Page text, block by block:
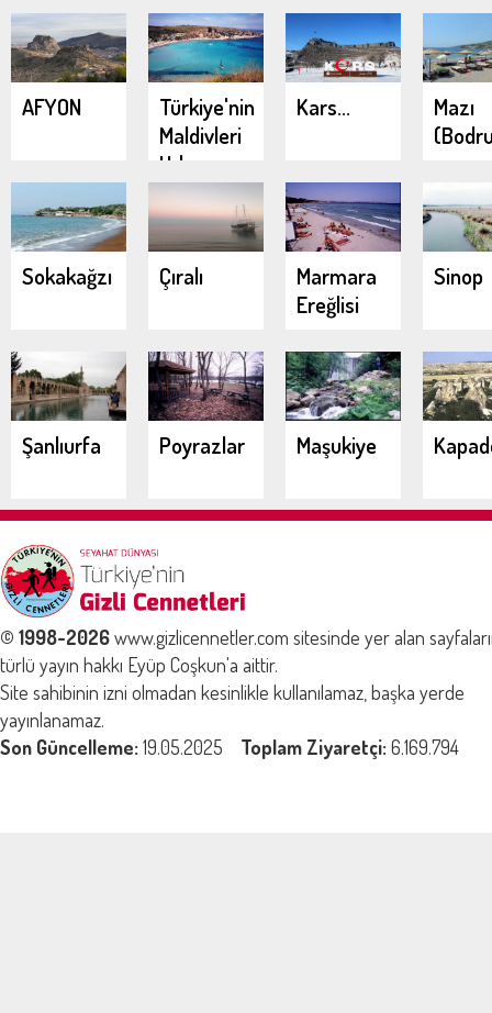
AFYON
Türkiye'nin
Maldivleri
Urla
Demircili
Koyları
Kars...
Mazı
Sokakağzı Çıralı
Marmara
Ereğlisi
Sinop
Şanlıurfa Poyrazlar Maşukiye
© 1998-2026www.gizlicennetler.com sitesinde yer alan
türlü yayın hakkı Eyüp Coşkun'a aittir.
Site sahibinin izni olmadan kesinlikle kullanılamaz, başka yerde
yayınlanamaz.
Son Güncelleme:19.05.2025 Toplam Ziyaretçi:6.169.794